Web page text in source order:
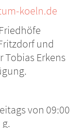
koeln.de
und
Erkens
von 09:00